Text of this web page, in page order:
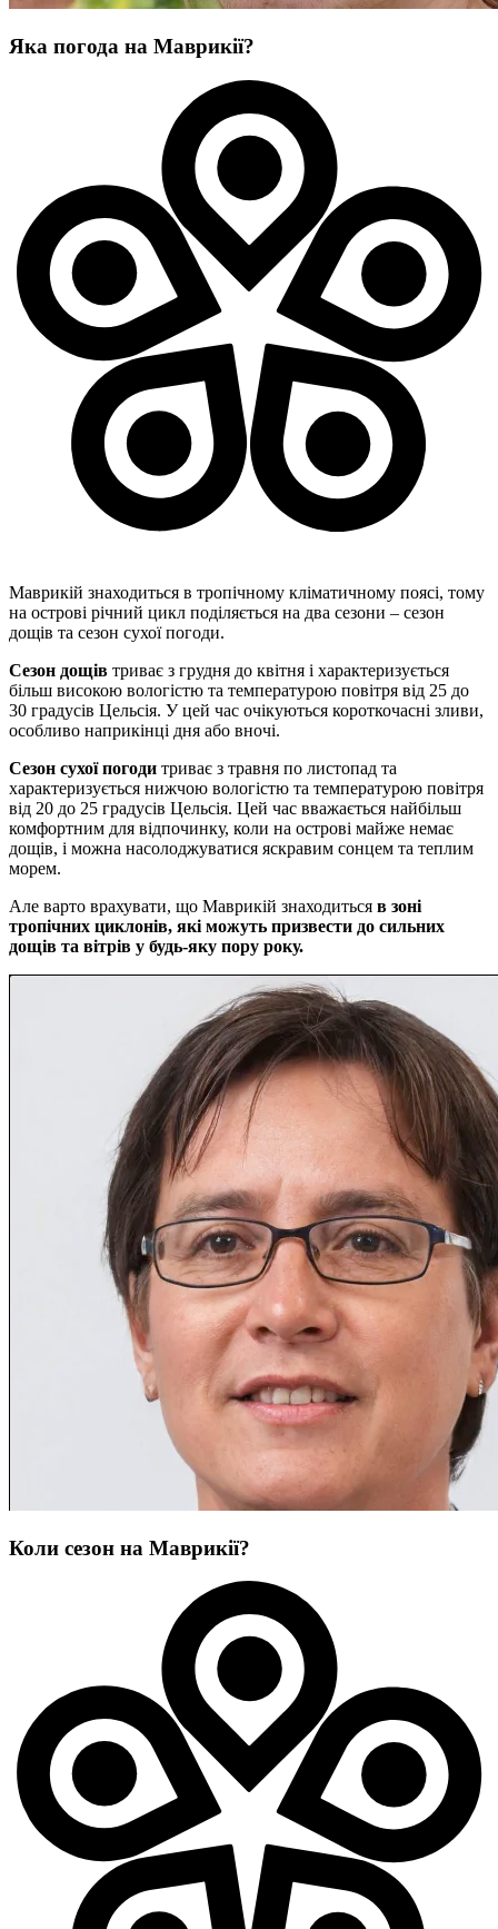
Яка погода на Маврикії?
Маврикій знаходиться в тропічному кліматичному поясі, тому
на острові річний цикл поділяється на два сезони – сезон
дощів та сезон сухої погоди.
Сезон дощів триває з грудня до квітня і характеризується
більш високою вологістю та температурою повітря від 25 до
30 градусів Цельсія. У цей час очікуються короткочасні зливи,
особливо наприкінці дня або вночі.
Сезон сухої погоди триває з травня по листопад та
характеризується нижчою вологістю та температурою повітря
від 20 до 25 градусів Цельсія. Цей час вважається найбільш
комфортним для відпочинку, коли на острові майже немає
дощів, і можна насолоджуватися яскравим сонцем та теплим
морем.
Але варто врахувати, що Маврикій знаходиться в зоні
тропічних циклонів, які можуть призвести до сильних
дощів та вітрів у будь-яку пору року.
Коли сезон на Маврикії?